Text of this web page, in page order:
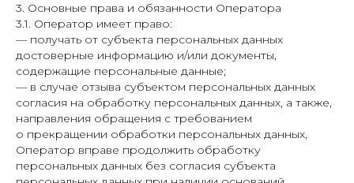
3. Основные права и обязанности Оператора
3.1. Оператор имеет право:
— получать от субъекта персональных данных
достоверные информацию и/или документы,
содержащие персональные данные;
— в случае отзыва субъектом персональных данных
согласия на обработку персональных данных, а также,
направления обращения с требованием
о прекращении обработки персональных данных,
Оператор вправе продолжить обработку
персональных данных без согласия субъекта